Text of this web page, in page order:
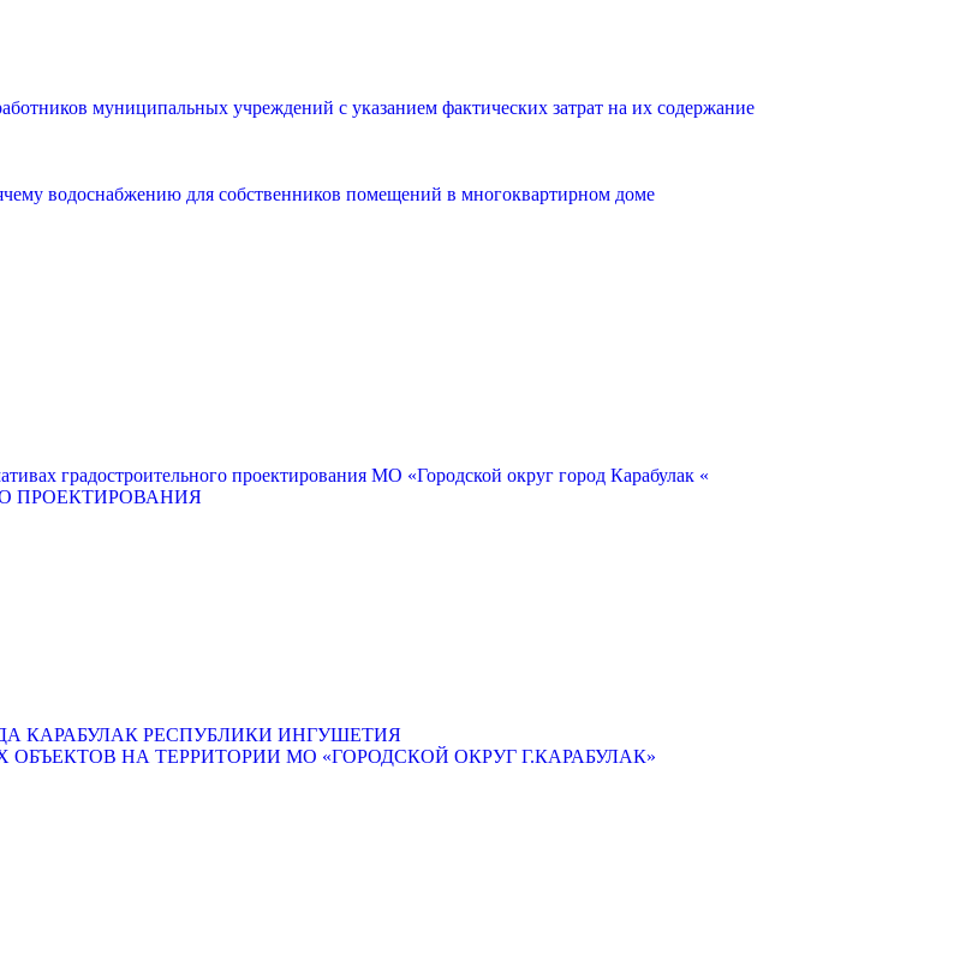
муниципальных учреждений с указанием фактических затрат на их содержание
водоснабжению для собственников помещений в многоквартирном доме
градостроительного проектирования МО «Городской округ город Карабулак «
ПРОЕКТИРОВАНИЯ
КАРАБУЛАК РЕСПУБЛИКИ ИНГУШЕТИЯ
НА ТЕРРИТОРИИ МО «ГОРОДСКОЙ ОКРУГ Г.КАРАБУЛАК»